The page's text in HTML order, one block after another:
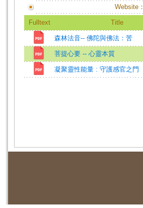
Website：
Fulltext Title
森林法音-- 佛陀與佛法：苦
菩提心要 -- 心靈本質
凝聚靈性能量 : 守護感官之門